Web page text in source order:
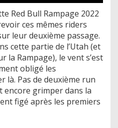
Red Bull Rampage 2022
ces mêmes riders
leur deuxième passage.
cette partie de l’Utah (et
la Rampage), le vent s’est
obligé les
là. Pas de deuxième run
encore grimper dans la
figé après les premiers